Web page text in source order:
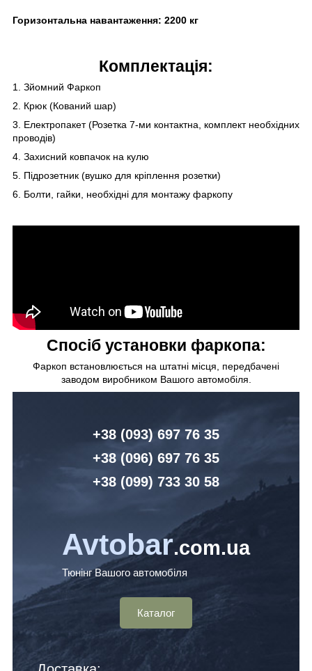
Горизонтальна навантаження: 2200 кг
Комплектація:
1. Зйомний Фаркоп
2. Крюк (Кований шар)
3. Електропакет (Розетка 7-ми контактна, комплект необхідних
проводів)
4. Захисний ковпачок на кулю
5. Підрозетник (вушко для кріплення розетки)
6. Болти, гайки, необхідні для монтажу фаркопу
Спосіб установки фаркопа:
Фаркоп встановлюється на штатні місця, передбачені
заводом виробником Вашого автомобіля.
+38 (093) 697 76 35
+38 (096) 697 76 35
+38 (099) 733 30 58
Avtobar.com.ua
Тюнінг Вашого автомобіля
Каталог